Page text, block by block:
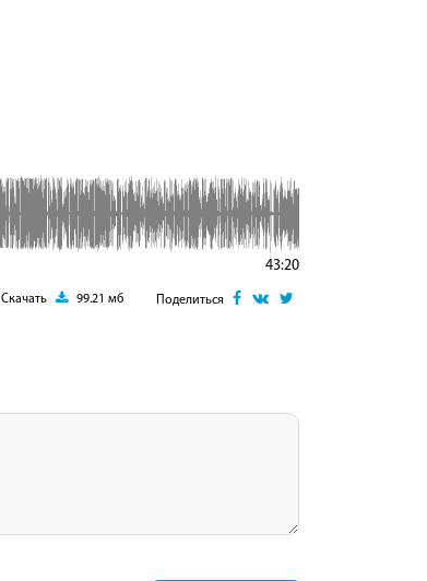
43:20
Скачать 99.21 мб Поделиться